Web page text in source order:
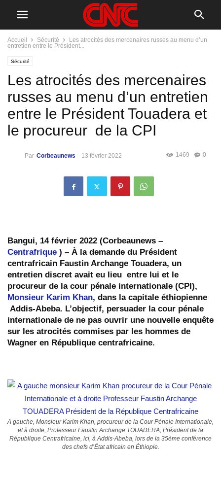
Accueil Sécurité
Les atrocités des mercenaires russes au menu d’un
entretien entre le Président...
Sécurité
Les atrocités des mercenaires
russes au menu d’un entretien
entre le Président Touadera et
le procureur de la CPI
Par Corbeaunews - 13 février 2022 0
1469
Bangui, 14 février 2022 (Corbeaunews –
Centrafrique ) – À la demande du Président
centrafricain Faustin Archange Touadera, un
entretien discret avait eu lieu entre lui et le
procureur de la cour pénale internationale (CPI),
Monsieur Karim Khan, dans la capitale éthiopienne
Addis-Abeba. L’objectif, persuader la cour pénale
internationale de ne pas ouvrir une nouvelle enquête
sur les atrocités commises par les hommes de
Wagner en République centrafricaine.
A gauche, Monsieur Karim Khan, procureur de la Cour Pénale Internationale,
et à droite, Professeur Faustin Archange TOUADERA, Président de la
République Centrafricaine, ici, à Addis-Abeba, lors de la 35ème conférence
des chefs d’État africain en Éthiopie.